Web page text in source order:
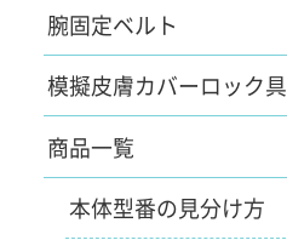
腕固定ベルト
模擬皮膚カバーロック具
商品一覧
本体型番の見分け方